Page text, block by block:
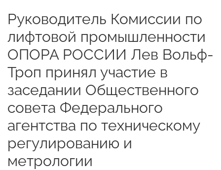
Руководитель Комиссии по
лифтовой промышленности
ОПОРА РОССИИ Лев Вольф-
Троп принял участие в
заседании Общественного
совета Федерального
агентства по техническому
регулированию и
метрологии